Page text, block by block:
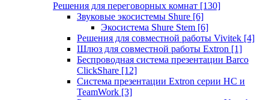
Решения для переговорных комнат [130]
Звуковые экосистемы Shure [6]
Экосистема Shure Stem [6]
Решения для совместной работы Vivitek [4]
Шлюз для совместной работы Extron [1]
Беспроводная система презентации Barco
ClickShare [12]
Система презентации Extron серии HC и
TeamWork [3]